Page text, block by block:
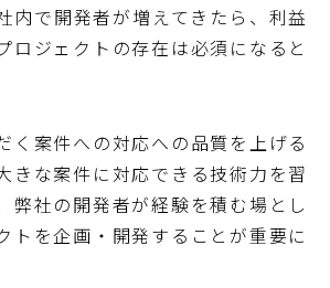
内で開発者が増えてきたら、利益
ロジェクトの存在は必須になると
く案件への対応への品質を上げる
きな案件に対応できる技術力を習
弊社の開発者が経験を積む場とし
トを企画・開発することが重要に